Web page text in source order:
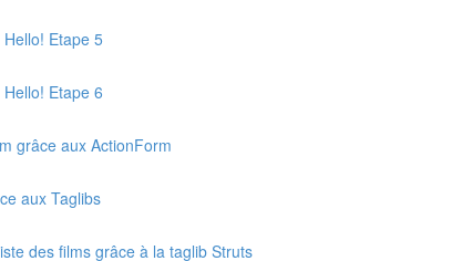
Etape 5
Etape 6
grâce aux ActionForm
aux Taglibs
des films grâce à la taglib Struts